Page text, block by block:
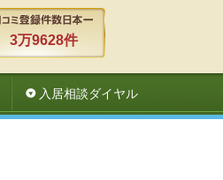
3万9628件
入居相談ダイヤル